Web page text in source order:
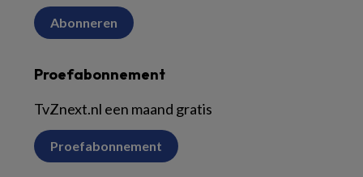
Abonneren
Proefabonnement
TvZnext.nl een maand gratis
Proefabonnement